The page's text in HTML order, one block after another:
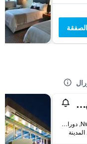
كاندلوود سويتس ميامي دورال باي آيتش جي
10505 Nw 36th Street, دورال, FL, الولايات المتحدة الأميريكية